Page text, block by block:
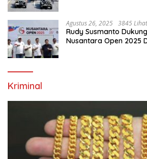
Agustus 26, 2025 3845 Lihat
Rudy Susmanto
Nusantara Open 2025
Kriminal